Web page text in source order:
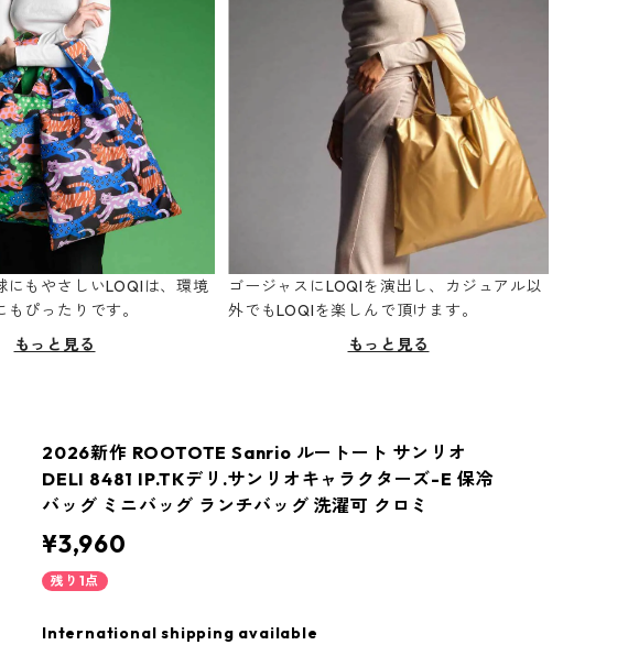
にもやさしいLOQIは、環境
ぴったりです。
もっと見る
ゴージャスにLOQIを演出し、カジュアル以
外でもLOQIを楽しんで頂けます。
もっと見る
2026新作 ROOTOTE Sanrio ルートート サンリオ
DELI 8481 IP.TKデリ.サンリオキャラクターズ-E 保冷
バッグ ミニバッグ ランチバッグ 洗濯可 クロミ
¥3,960
残り1点
International shipping available